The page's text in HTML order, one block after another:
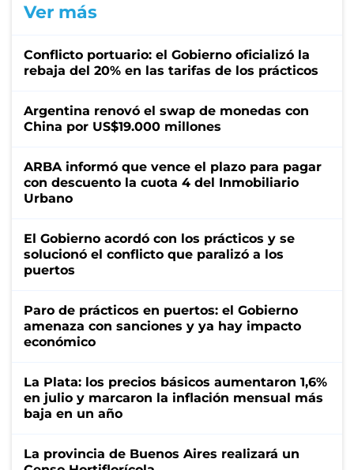
Ver más
Conflicto portuario: el Gobierno oficializó la
rebaja del 20% en las tarifas de los prácticos
Argentina renovó el swap de monedas con
China por US$19.000 millones
ARBA informó que vence el plazo para pagar
con descuento la cuota 4 del Inmobiliario
Urbano
El Gobierno acordó con los prácticos y se
solucionó el conflicto que paralizó a los
puertos
Paro de prácticos en puertos: el Gobierno
amenaza con sanciones y ya hay impacto
económico
La Plata: los precios básicos aumentaron 1,6%
en julio y marcaron la inflación mensual más
baja en un año
La provincia de Buenos Aires realizará un